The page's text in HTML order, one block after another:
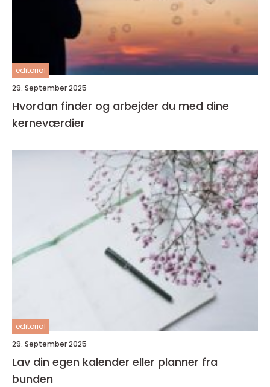
editorial
29. September 2025
Hvordan finder og arbejder du med dine
kerneværdier
editorial
29. September 2025
Lav din egen kalender eller planner fra
bunden